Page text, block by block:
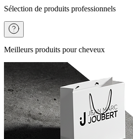
Sélection de produits professionnels
Meilleurs produits pour cheveux